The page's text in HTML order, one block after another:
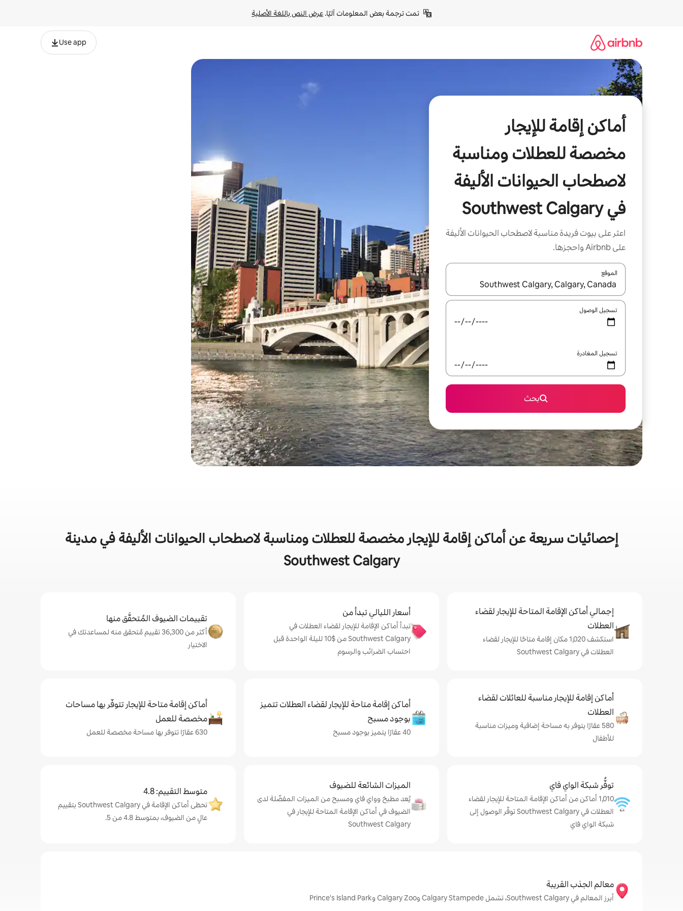
تمت ترجمة بعض المعلومات آليًا. عرض النص باللغة الأصلية
Use app
أماكن إقامة للإيجار
مخصصة للعطلات ومناسبة
لاصطحاب الحيوانات الأليفة
في Southwest Calgary
اعثر على بيوت فريدة مناسبة لاصطحاب الحيوانات الأليفة
على Airbnb واحجزها.
الموقع
عند توفر النتائج، انتقل باستخدام السهمين لأعلى ولأسفل أو استكشف عن طريق اللمس أو السحب.
تسجيل الوصول
تسجيل المغادرة
بحث
إحصائيات سريعة عن أماكن إقامة للإيجار مخصصة للعطلات ومناسبة لاصطحاب الحيوانات الأليفة في مدينة
Southwest Calgary
إجمالي أماكن الإقامة المتاحة للإيجار لقضاء
العطلات
استكشف 1,020 مكان إقامة متاحًا للإيجار لقضاء
العطلات في Southwest Calgary
أسعار الليالي تبدأ من
تبدأ أماكن الإقامة للإيجار لقضاء العطلات في
Southwest Calgary من $‏10 لليلة الواحدة قبل
احتساب الضرائب والرسوم
تقييمات الضيوف المُتحقَّق منها
أكثر من 36,300 تقييم مُتحقق منه لمساعدتك في
الاختيار
أماكن إقامة للإيجار مناسبة للعائلات لقضاء
العطلات
580 عقارًا يتوفر به مساحة إضافية وميزات مناسبة
للأطفال
أماكن إقامة متاحة للإيجار لقضاء العطلات تتميز
بوجود مسبح
40 عقارًا يتميز بوجود مسبح
أماكن إقامة متاحة للإيجار تتوفّر بها مساحات
مخصصة للعمل
630 عقارًا تتوفر بها مساحة مخصصة للعمل
توفُّر شبكة الواي فاي
1,010 أماكن من أماكن الإقامة المتاحة للإيجار لقضاء
العطلات في Southwest Calgary توفّر الوصول إلى
شبكة الواي فاي
الميزات الشائعة للضيوف
يُعد مطبخ وواي فاي ومسبح من الميزات المفضّلة لدى
الضيوف في أماكن الإقامة المتاحة للإيجار في
Southwest Calgary
متوسط التقييم: 4.8
تحظى أماكن الإقامة في Southwest Calgary بتقييم
عالٍ من الضيوف، بمتوسط 4.8 من 5.
معالم الجذب القريبة
أبرز المعالم في Southwest Calgary، تشمل Calgary Stampede وCalgary Zoo وPrince's Island Park